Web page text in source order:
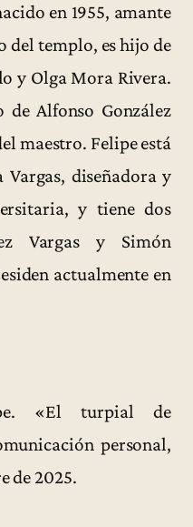
en 1955, amante
del templo, es hijo de
y Olga Mora Rivera.
de Alfonso González
maestro. Felipe está
diseñadora y
y tiene dos
Vargas y Simón
actualmente en
«El turpial de
personal,
de 2025.